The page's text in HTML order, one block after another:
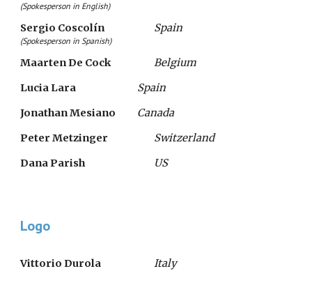
(Spokesperson in English)
Sergio Coscolín Spain
(Spokesperson in Spanish)
Maarten De Cock
Belgium
Lucia Lara
Spain
Jonathan Mesiano
Canada
Peter Metzinger
Switzerland
Dana Parish
US
Logo
Vittorio Durola Italy